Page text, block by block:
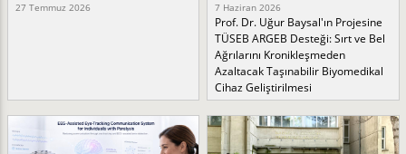
27 Temmuz 2026 7 Haziran 2026
Prof. Dr. Uğur Baysal'ın Projesine
TÜSEB ARGEB Desteği: Sırt ve Bel
Ağrılarını Kronikleşmeden
Azaltacak Taşınabilir Biyomedikal
Cihaz Geliştirilmesi